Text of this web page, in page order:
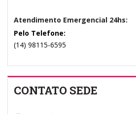
Atendimento Emergencial 24hs:
Pelo Telefone:
(14) 98115-6595
CONTATO SEDE